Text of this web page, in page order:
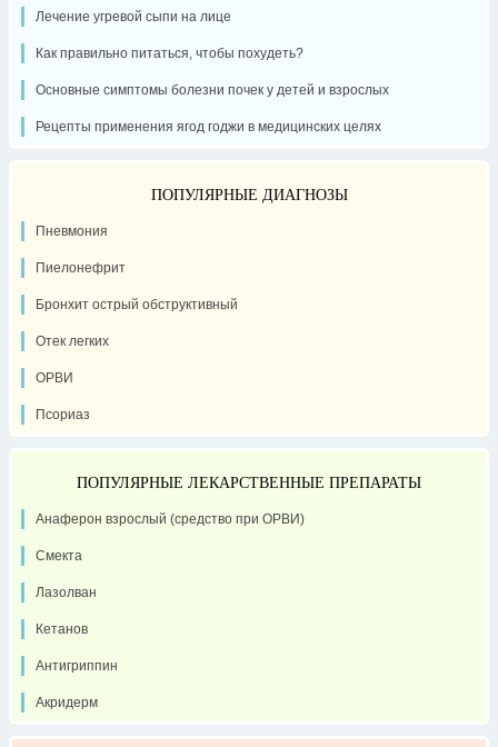
Лечение угревой сыпи на лице
Как правильно питаться, чтобы похудеть?
Основные симптомы болезни почек у детей и взрослых
Рецепты применения ягод годжи в медицинских целях
ПОПУЛЯРНЫЕ ДИАГНОЗЫ
Пневмония
Пиелонефрит
Бронхит острый обструктивный
Отек легких
ОРВИ
Псориаз
ПОПУЛЯРНЫЕ ЛЕКАРСТВЕННЫЕ ПРЕПАРАТЫ
Анаферон взрослый (средство при ОРВИ)
Смекта
Лазолван
Кетанов
Антигриппин
Акридерм